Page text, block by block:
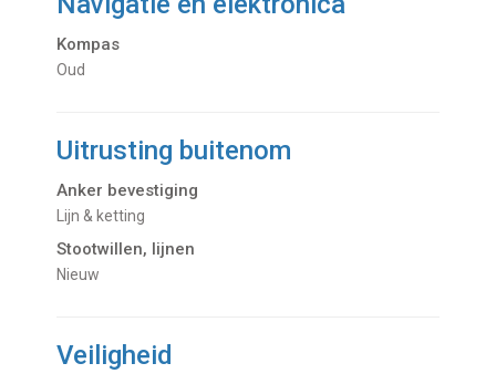
Kompas
Oud
Uitrusting buitenom
Anker bevestiging
Lijn & ketting
Stootwillen, lijnen
nieuw
Veiligheid